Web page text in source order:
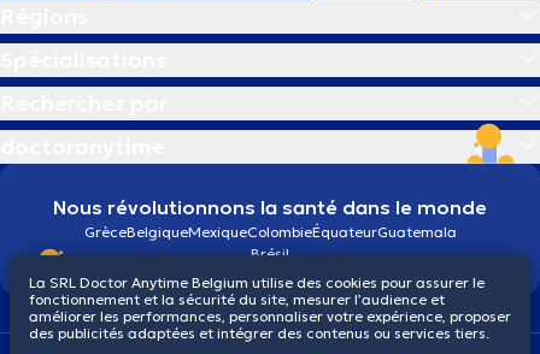
Nous révolutionnons la santé dans le monde
GrèceBelgiqueMexiqueColombieÉquateurGuatemala
Brésil
La SRL Doctor Anytime Belgium utilise des cookies pour assurer le
fonctionnement et la sécurité du site, mesurer l’audience et
améliorer les performances, personnaliser votre expérience, proposer
des publicités adaptées et intégrer des contenus ou services tiers.